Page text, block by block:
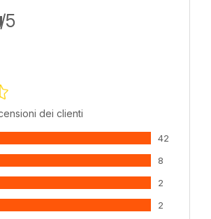
/5
dei clienti
42
8
2
2